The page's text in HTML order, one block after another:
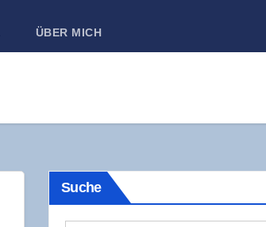
ÜBER MICH
Suche